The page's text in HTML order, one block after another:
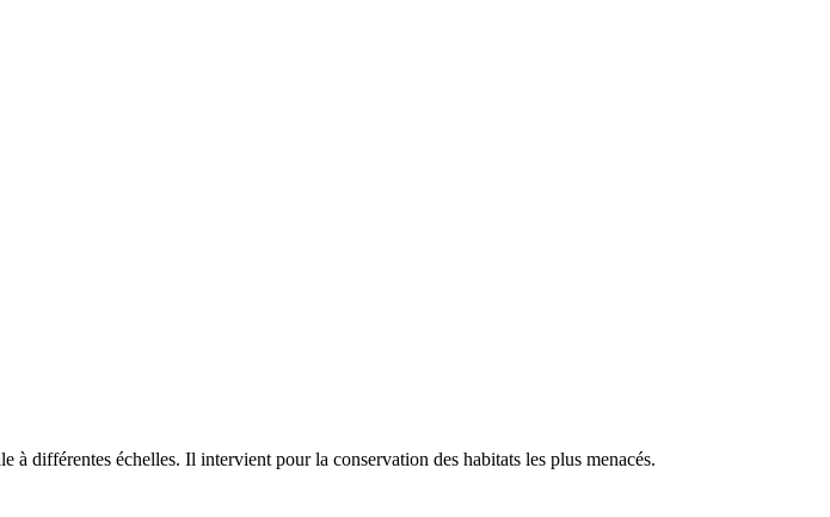
différentes échelles. Il intervient pour la conservation des habitats les plus menacés.